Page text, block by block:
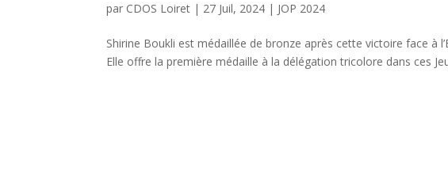
par CDOS Loiret | 27 Juil, 2024 | JOP 2024
Shirine Boukli est médaillée de bronze après cette victoire face à
Elle offre la première médaille à la délégation tricolore dans ces